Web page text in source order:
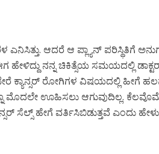
ಆದರೆ ಆ ಪ್ಲ್ಯಾನ್ ಪರಿಸ್ಥಿತಿಗೆ
ಹೇಳಿದ್ದು ನನ್ನ ಚಿಕಿತ್ಸೆಯ ಸಮಯದಲ್ಲಿ
ಕ್ಯಾನ್ಸರ್ ರೋಗಿಗಳ ವಿಷಯದಲ್ಲಿ ಹೀಗೆ
ಮೊದಲೇ ಊಹಿಸಲು ಆಗುವುದಿಲ್ಲ.
ಸೆಲ್ಸ್ ಹೇಗೆ ವರ್ತಿಸಿಬಿಡುತ್ತವೆ ಎಂದು